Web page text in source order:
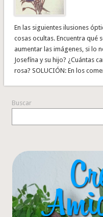
En las siguientes ilusiones
cosas ocultas. Encuentra qué
aumentar las imágenes, si lo
Josefína y su hijo? ¿Cuántas
rosa? SOLUCIÓN: En los
Buscar